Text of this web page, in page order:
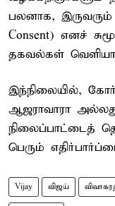
பலனாக, இருவரும்
Consent) எனச்
தகவல்கள்
இந்நிலையில்,
ஆஜராவாரா
நிலைப்பாட்டைத்
பெரும்
Vijay விஜய்